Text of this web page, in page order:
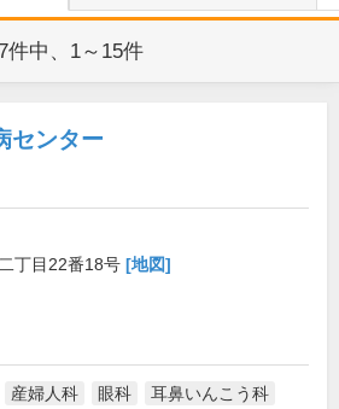
件中、 1～15件
センター
丁目22番18号 [地図]
産婦人科 眼科 耳鼻いんこう科